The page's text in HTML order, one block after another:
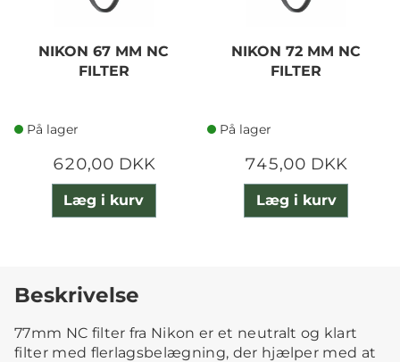
NIKON 67 MM NC
FILTER
På lager
620,00 DKK
Læg i kurv
NIKON 72 MM NC
FILTER
På lager
745,00 DKK
Læg i kurv
Beskrivelse
77mm NC filter fra Nikon er et neutralt og klart
filter med flerlagsbelægning, der hjælper med at